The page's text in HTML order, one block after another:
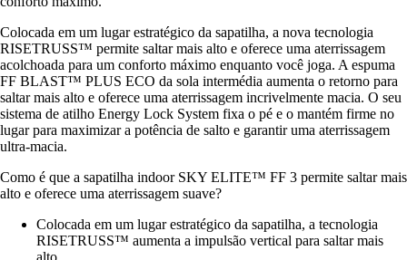
Colocada em um lugar estratégico da sapatilha, a nova tecnologia
RISETRUSS™ permite saltar mais alto e oferece uma aterrissagem
acolchoada para um conforto máximo enquanto você joga. A espuma
FF BLAST™ PLUS ECO da sola intermédia aumenta o retorno para
saltar mais alto e oferece uma aterrissagem incrivelmente macia. O seu
sistema de atilho Energy Lock System fixa o pé e o mantém firme no
lugar para maximizar a potência de salto e garantir uma aterrissagem
ultra-macia.
Como é que a sapatilha indoor SKY ELITE™ FF 3 permite saltar mais
alto e oferece uma aterrissagem suave?
Colocada em um lugar estratégico da sapatilha, a tecnologia
RISETRUSS™ aumenta a impulsão vertical para saltar mais
alto.